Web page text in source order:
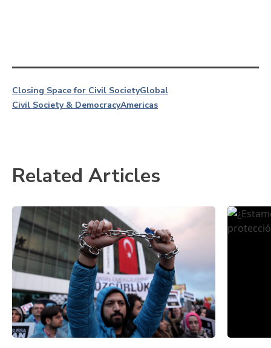
Closing Space for Civil SocietyGlobal
Civil Society & DemocracyAmericas
Related Articles